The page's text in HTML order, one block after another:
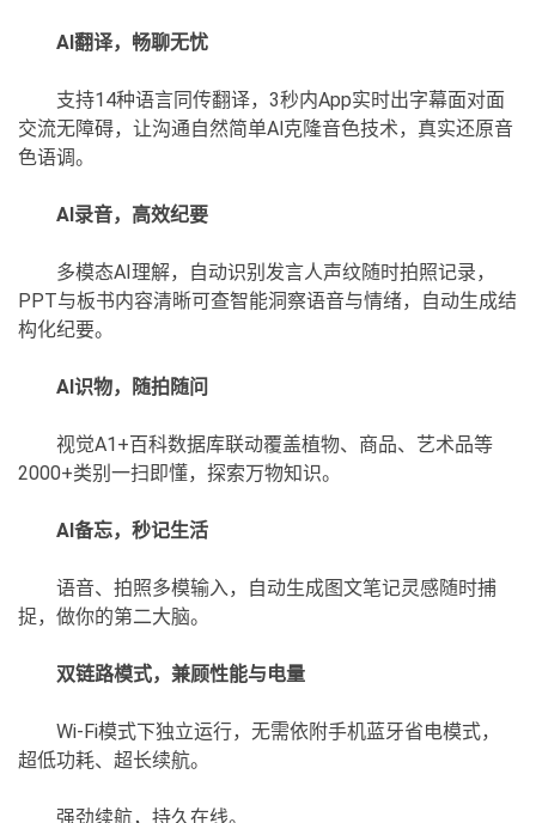
AI翻译，畅聊无忧
支持14种语言同传翻译，3秒内App实时出字幕面对面
交流无障碍，让沟通自然简单Al克隆音色技术，真实还原音
色语调。
AI录音，高效纪要
多模态AI理解，自动识别发言人声纹随时拍照记录，
PPT与板书内容清晰可查智能洞察语音与情绪，自动生成结
构化纪要。
AI识物，随拍随问
视觉A1+百科数据库联动覆盖植物、商品、艺术品等
2000+类别一扫即懂，探索万物知识。
AI备忘，秒记生活
语音、拍照多模输入，自动生成图文笔记灵感随时捕
捉，做你的第二大脑。
双链路模式，兼顾性能与电量
Wi-Fi模式下独立运行，无需依附手机蓝牙省电模式，
超低功耗、超长续航。
强劲续航，持久在线。